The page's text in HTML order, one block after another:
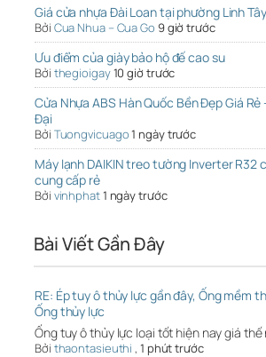
Giá cửa nhựa Đài Loan tại phường Linh Tây
Bởi Cua Nhua – Cua Go 9 giờ trước
Ưu điểm của giày bảo hộ đế cao su
Bởi thegioigay10 giờ trước
Cửa Nhựa ABS Hàn Quốc Bền Đẹp Giá
Đại
Bởi Tuongvicuago1 ngày trước
Máy lạnh DAIKIN treo tường Inverter R32
cung cấp rẻ
Bởi vinhphat1 ngày trước
Bài Viết Gần Đây
RE: Ép tuy ô thủy lực gần đây, Ống mềm
Ống thủy lực
Ống tuy ô thủy lực loại tốt hiện nay giá thế
Bởi thaontasieuthi , 1 phút trước